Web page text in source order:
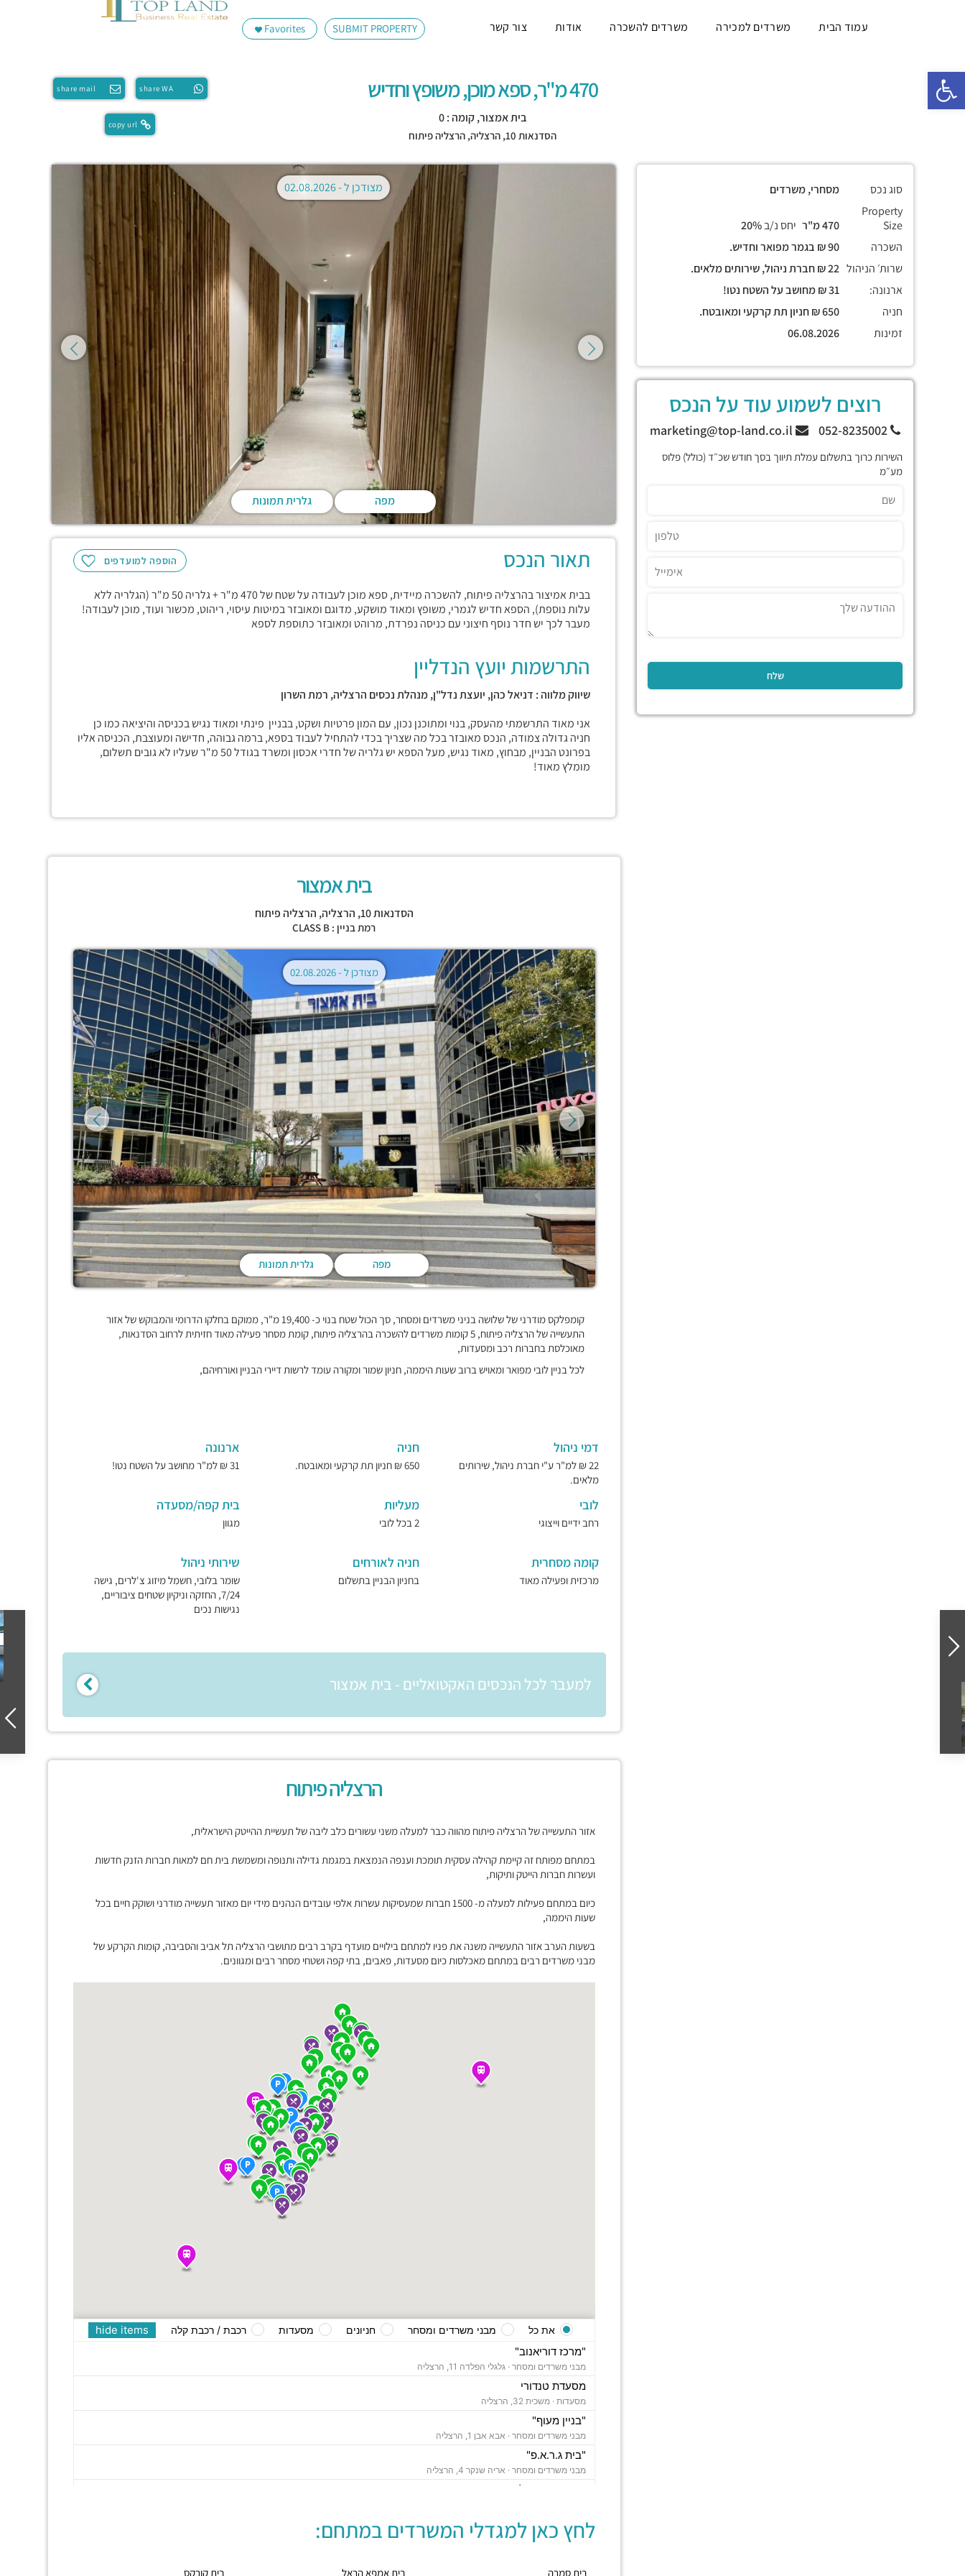
פתח סרגל נגישות
SUBMIT PROPERTY
Favorites עמוד הבית משרדים למכירה משרדים להשכרה אודות צור קשר
share WA
share mail
copy url
470 מ"ר, ספא מוכן, משופץ וחדיש
בית אמצור, קומה : 0
הסדנאות 10, הרצליה, הרצליה פיתוח
מפה גלרית תמונות
מצודכן ל -
הוספה למועדפים תאור הנכס
בבית אמיצור בהרצליה פיתוח, להשכרה מיידית, ספא מוכן לעבודה על שטח של 470 מ"ר + גלריה 50 מ"ר (הגלריה ללא
עלות נוספת), הספא חדיש לגמרי, משופץ ומאוד מושקע, מדוגם ומאובזר במיטות עיסוי, ריהוט, מכשור ועוד, מוכן לעבודה!
מעבר לכך יש חדר נוסף חיצוני עם כניסה נפרדת, מרוהט ומאובזר כתוספת לספא
התרשמות יועץ הנדליין
שיווק מלווה : דניאל כהן, יועצת נדל"ן, מנהלת נכסים הרצליה, רמת השרון
אני מאוד התרשמתי מהעסק, בנוי ומתוכנן נכון, עם המון פרטיות ושקט, בבניין פינתי ומאוד נגיש בכניסה והיציאה כמו כן
חניה גדולה צמודה, הנכס מאובזר בכל מה שצריך בכדי להתחיל לעבוד בספא, ברמה גבוהה, חדישה ומעוצבת, הכניסה אליו
בפרונט הבניין, מבחוץ, מאוד נגיש, מעל הספא יש גלריה של חדרי אכסון ומשרד בגודל 50 מ"ר שעליו לא גובים תשלום,
מומלץ מאוד!
סוג נכס
מסחרי, משרדים
Property
Size
יחס נ/ב
השכרה
שרות׳ הניהול
ארנונה:
חניה
זמינות
רוצים לשמוע עוד על הנכס
השירות כרוך בתשלום עמלת תיווך בסך חודש שכ״ד (כולל) פלוס
מע״מ
בית אמצור
הסדנאות 10, הרצליה, הרצליה פיתוח
רמת בניין : CLASS B
מפה גלרית תמונות
מצודכן ל -02.08.2026
קומפלקס מודרני של שלושה בניני משרדים ומסחר, סך הכול שטח בנוי כ- 19,400 מ"ר, ממוקם בחלקו הדרומי והמבוקש של אזור
התעשייה של הרצליה פיתוח, 5 קומות משרדים להשכרה בהרצליה פיתוח, קומת מסחר פעילה מאוד חזיתית לרחוב הסדנאות,
מאוכלסת בחברות רכב ומסעדות,
לכל בניין לובי מפואר ומאויש ברוב שעות היממה, חניון שמור ומקורה עומד לרשות דיירי הבניין ואורחיהם,
דמי ניהול
22 ₪ למ"ר ע"י חברת ניהול, שירותים
מלאים.
חניה
650 ₪ חניון תת קרקעי ומאובטח.
ארנונה
31 ₪ למ"ר מחושב על השטח נטו!
לובי
רחב ידיים וייצוגי
מעליות
2 בכל לובי
בית קפה/מסעדה
מגוון
קומה מסחרית
מרכזית ופעילה מאוד
חניה לאורחים
בחניון הבניין בתשלום
שירותי ניהול
שומר בלובי, חשמל מיזוג צ'לרים, גישה
7/24, החזקה וניקיון שטחים ציבוריים,
נגישות נכים
למעבר לכל הנכסים האקטואליים - בית אמצור
הרצליה פיתוח
אזור התעשייה של הרצליה פיתוח מהווה כבר למעלה משני עשורים כלב ליבה של תעשיית ההייטק הישראלית,
במתחם מפותח זה קיימת קהילה עסקית תומכת וענפה הנמצאת במגמת גדילה ותנופה ומשמשת בית חם למאות חברות הזנק חדשות
ועשרות חברות הייטק ותיקות,
כיום במתחם פעילות למעלה מ- 1500 חברות שמעסיקות עשרות אלפי עובדים הנהנים מידי יום מאזור תעשייה מודרני ושוקק חיים בכל
שעות היממה,
בשעות הערב אזור התעשייה משנה את פניו למתחם בילויים מועדף בקרב רבים מתושבי הרצליה תל אביב והסביבה, קומות הקרקע של
מבני משרדים רבים במתחם מאכלסות כיום מסעדות, פאבים, בתי קפה ושטחי מסחר רבים ומגוונים.
"מרכז דוריאנוב"
מבני משרדים ומסחר · גלגלי הפלדה 11, הרצליה
מסעדת טנדורי
מסעדות · משכית 32, הרצליה
"בניין מעוף"
מבני משרדים ומסחר · אבא אבן 1, הרצליה
"בית ג.ר.א.פ"
מבני משרדים ומסחר · אריה שנקר 4, הרצליה
"בית מור הרצליה"
תחנת רכבת הרצליה
רכבת / רכבת קלה · בן ציון מיכאלי 1, הרצליה
חניונים ·יד חרוצים 7, הרצליה
hide items את כל מבני משרדים ומסחר חניונים מסעדות רכבת / רכבת קלה
לחץ כאן למגדלי המשרדים במתחם:
בית סמרה בית אמפא הראל בית קורקס